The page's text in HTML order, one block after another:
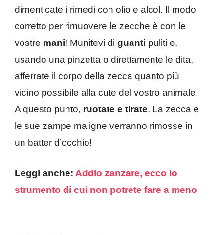
dimenticate i rimedi con olio e alcol. Il modo
corretto per rimuovere le zecche è con le
vostre mani! Munitevi di guanti puliti e,
usando una pinzetta o direttamente le dita,
afferrate il corpo della zecca quanto più
vicino possibile alla cute del vostro animale.
A questo punto, ruotate e tirate. La zecca e
le sue zampe maligne verranno rimosse in
un batter d’occhio!
Leggi anche: Addio zanzare, ecco lo
strumento di cui non potrete fare a meno